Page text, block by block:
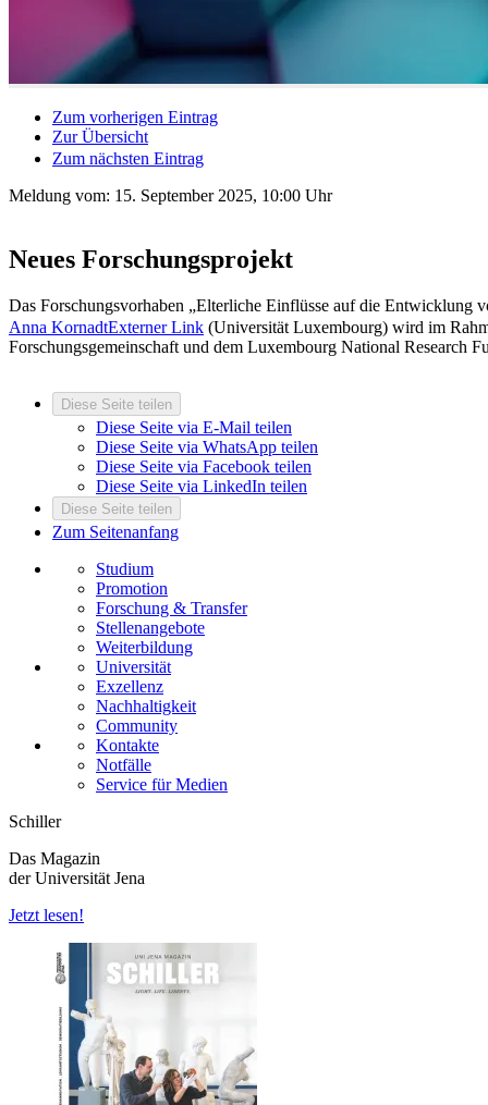
Zum vorherigen Eintrag
Zur Übersicht
Zum nächsten Eintrag
Meldung vom: 15. September 2025, 10:00 Uhr
Neues Forschungsprojekt
Das Forschungsvorhaben „Elterliche Einflüsse auf die
Anna KornadtExterner Link (Universität Luxembourg) wird im
Forschungsgemeinschaft und dem Luxembourg National Research
Diese Seite teilen
Diese Seite via E-Mail teilen
Diese Seite via WhatsApp teilen
Diese Seite via Facebook teilen
Diese Seite via LinkedIn teilen
Diese Seite teilen
Zum Seitenanfang
Studium
Promotion
Forschung & Transfer
Stellenangebote
Weiterbildung
Universität
Exzellenz
Nachhaltigkeit
Community
Kontakte
Notfälle
Service für Medien
Schiller
Das Magazin
der Universität Jena
Jetzt lesen!